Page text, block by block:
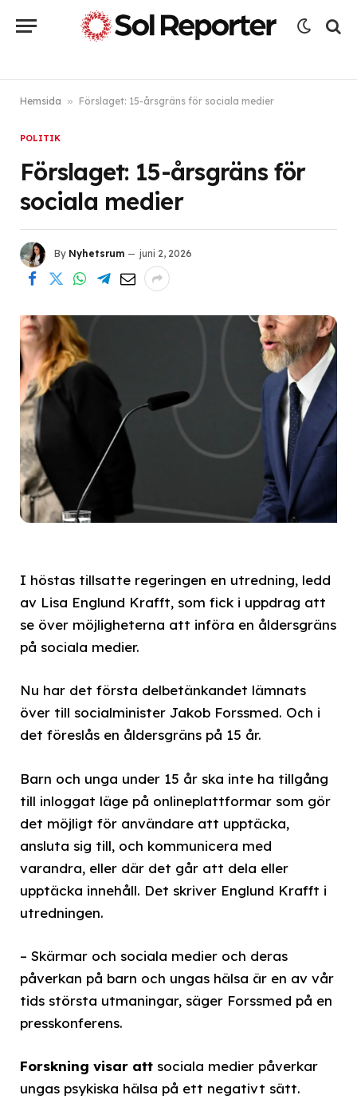
Hemsida » Förslaget: 15-årsgräns för sociala medier
POLITIK
Förslaget: 15-årsgräns för
sociala medier
By Nyhetsrum juni 2, 2026
I höstas tillsatte regeringen en utredning, ledd
av Lisa Englund Krafft, som fick i uppdrag att
se över möjligheterna att införa en åldersgräns
på sociala medier.
Nu har det första delbetänkandet lämnats
över till socialminister Jakob Forssmed. Och i
det föreslås en åldersgräns på 15 år.
Barn och unga under 15 år ska inte ha tillgång
till inloggat läge på onlineplattformar som gör
det möjligt för användare att upptäcka,
ansluta sig till, och kommunicera med
varandra, eller där det går att dela eller
upptäcka innehåll. Det skriver Englund Krafft i
utredningen.
– Skärmar och sociala medier och deras
påverkan på barn och ungas hälsa är en av vår
tids största utmaningar, säger Forssmed på en
presskonferens.
Forskning visar att sociala medier påverkar
ungas psykiska hälsa på ett negativt sätt.